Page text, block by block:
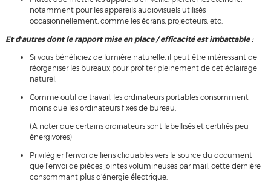
notamment pour les appareils audiovisuels utilisés
occasionnellement, comme les écrans, projecteurs, etc.
Et d’autres dont le rapport mise en place / efficacité est imbattable :
Si vous bénéficiez de lumière naturelle, il peut être intéressant de
réorganiser les bureaux pour profiter pleinement de cet éclairage
naturel.
Comme outil de travail, les ordinateurs portables consomment
moins que les ordinateurs fixes de bureau.
(A noter que certains ordinateurs sont labellisés et certifiés peu
énergivores)
Privilégier l’envoi de liens cliquables vers la source du document
que l’envoi de pièces jointes volumineuses par mail, cette dernière
consommant plus d’énergie électrique.